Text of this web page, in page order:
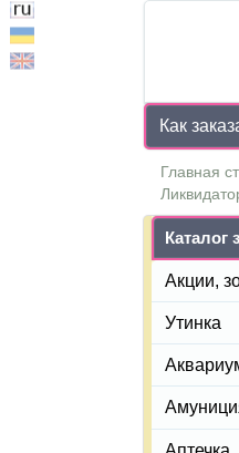
Как
Главная
Каталог
Акции,
Утинка